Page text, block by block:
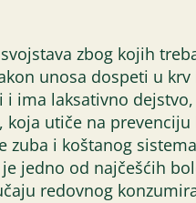
zbog kojih
unosa dospeti u
i ima laksativno
utiče na prevenciju
i koštanog
jedno od najčešćih
redovnog